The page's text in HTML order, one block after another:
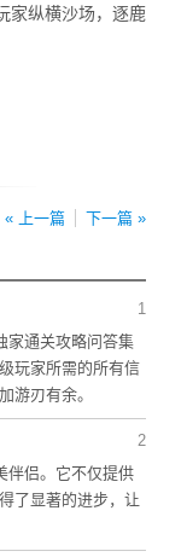
家纵横沙场，逐鹿
« 上一篇 下一篇 »
1
家通关攻略问答集
玩家所需的所有信
游刃有余。
2
伴侣。它不仅提供
了显著的进步，让